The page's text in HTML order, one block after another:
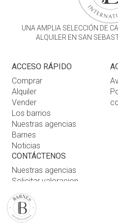
UNA AMPLIA SELECCIÓN DE
ALQUILER EN SAN
ACCESO RÁPIDO
Comprar
Alquiler
Vender
Los barrios
Nuestras agencias
Barnes
Noticias
CONTÁCTENOS
Nuestras agencias
Solicitar valoracion
Contáctenos
Inicio de sesión de usuario